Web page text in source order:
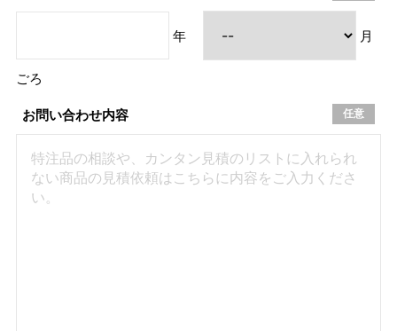
年 月
ごろ
お問い合わせ内容 任意